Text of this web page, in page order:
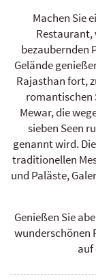
Machen Sie
Restaurant,
bezaubernden
Gelände
Rajasthan fort,
romantischen
Mewar, die
sieben Seen
genannt wird.
traditionellen
und Paläste,
Genießen Sie
wunderschönen
auf